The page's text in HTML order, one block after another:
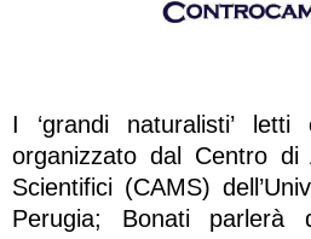
I ‘grandi naturalisti’
organizzato dal Centro
Scientifici (CAMS)
Perugia; Bonati parlerà